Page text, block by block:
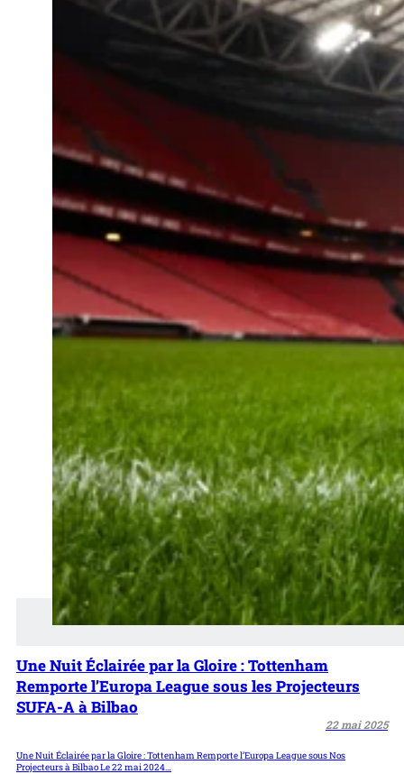
Une Nuit Éclairée par la Gloire : Tottenham
Remporte l’Europa League sous les Projecteurs
SUFA-A à Bilbao
22 mai 2025
Une Nuit Éclairée par la Gloire : Tottenham Remporte l’Europa League sous Nos
Projecteurs à Bilbao Le 22 mai 2024…